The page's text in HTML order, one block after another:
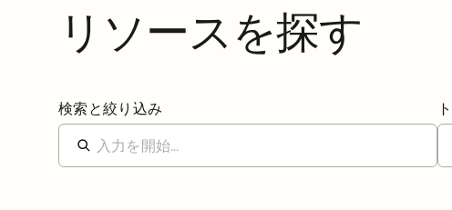
リソースを探す
検索と絞り込み